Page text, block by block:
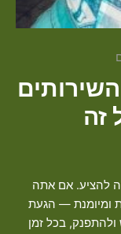
זה
להציע. אם אתה
ומיומנת — הגעת
ולהתפנק, בכל זמן